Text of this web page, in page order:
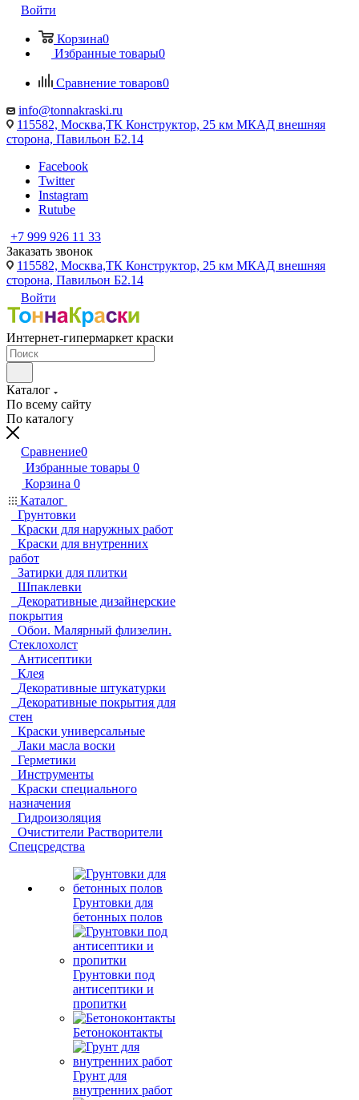
Войти
Корзина0
Избранные товары0
Сравнение товаров0
info@tonnakraski.ru
115582, Москва,ТК Конструктор, 25 км МКАД внешняя
сторона, Павильон Б2.14
Facebook
Twitter
Instagram
Rutube
+7 999 926 11 33
Заказать звонок
115582, Москва,ТК Конструктор, 25 км МКАД внешняя
сторона, Павильон Б2.14
Войти
Интернет-гипермаркет краски
Каталог
По всему сайту
По каталогу
Сравнение0
Избранные товары 0
Корзина 0
Каталог
Грунтовки
Краски для наружных работ
Краски для внутренних
работ
Затирки для плитки
Шпаклевки
Декоративные дизайнерские
покрытия
Обои. Малярный флизелин.
Стеклохолст
Антисептики
Клея
Декоративные штукатурки
Декоративные покрытия для
стен
Краски универсальные
Лаки масла воски
Герметики
Инструменты
Краски специального
назначения
Гидроизоляция
Очистители Растворители
Спецсредства
Грунтовки для
бетонных полов
Грунтовки под
антисептики и
пропитки
Бетоноконтакты
Грунт для
внутренних работ